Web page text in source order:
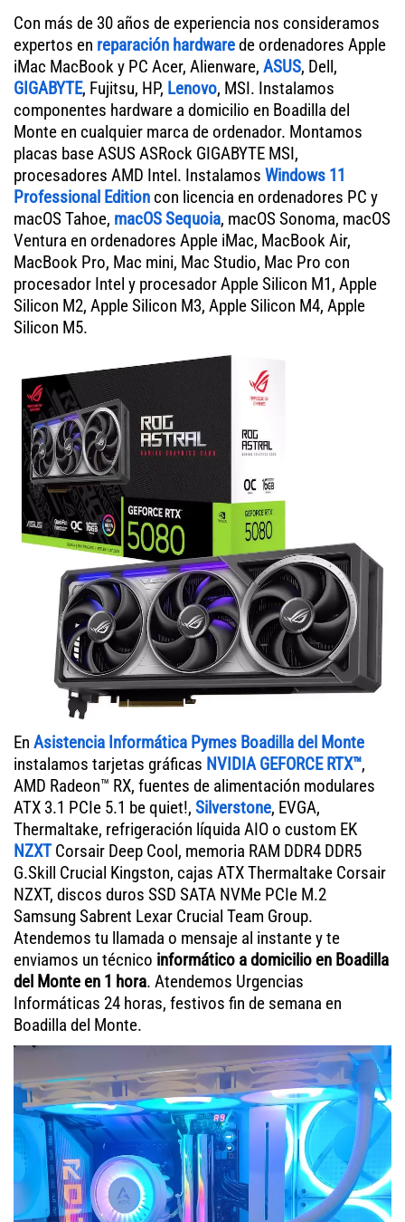
Con más de 30 años de experiencia nos consideramos
expertos en reparación hardwarede ordenadores Apple
iMac MacBook y PC Acer, Alienware, ASUS, Dell,
GIGABYTE, Fujitsu, HP, Lenovo, MSI. Instalamos
componentes hardware a domicilio en Boadilla del
Monte en cualquier marca de ordenador. Montamos
placas base ASUS ASRock GIGABYTE MSI,
procesadores AMD Intel. Instalamos Windows 11
Professional Edition con licencia en ordenadores PC y
macOS Tahoe, macOS Sequoia, macOS Sonoma, macOS
Ventura en ordenadores Apple iMac, MacBook Air,
MacBook Pro, Mac mini, Mac Studio, Mac Pro con
procesador Intel y procesador Apple Silicon M1, Apple
Silicon M2, Apple Silicon M3, Apple Silicon M4, Apple
Silicon M5.
En Asistencia Informática Pymes Boadilla del Monte
instalamos tarjetas gráficas NVIDIA GEFORCE RTX™,
AMD Radeon™ RX, fuentes de alimentación modulares
ATX 3.1 PCIe 5.1 be quiet!, Silverstone, EVGA,
Thermaltake, refrigeración líquida AIO o custom EK
NZXTCorsair Deep Cool, memoria RAM DDR4 DDR5
G.Skill Crucial Kingston, cajas ATX Thermaltake Corsair
NZXT, discos duros SSD SATA NVMe PCIe M.2
Samsung Sabrent Lexar Crucial Team Group.
Atendemos tu llamada o mensaje al instante y te
enviamos un técnico informático a domicilio en Boadilla
del Monte en 1 hora. Atendemos Urgencias
Informáticas 24 horas, festivos fin de semana en
Boadilla del Monte.